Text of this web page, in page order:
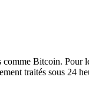
Bitcoin. Pour
traités sous 24